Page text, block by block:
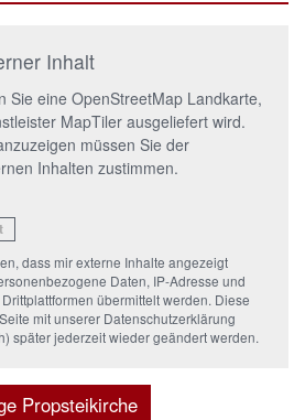
Inhalt
Sie eine OpenStreetMap Landkarte,
MapTiler ausgeliefert wird.
müssen Sie der
Inhalten zustimmen.
dass mir externe Inhalte angezeigt
Daten, IP-Adresse und
übermittelt werden. Diese
mit unserer Datenschutzerklärung
später jederzeit wieder geändert werden.
Propsteikirche